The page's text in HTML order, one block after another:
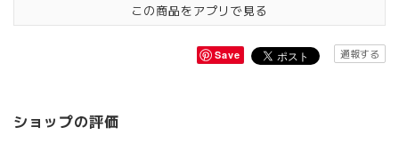
この商品をアプリで見る
Save 通報する
ショップの評価